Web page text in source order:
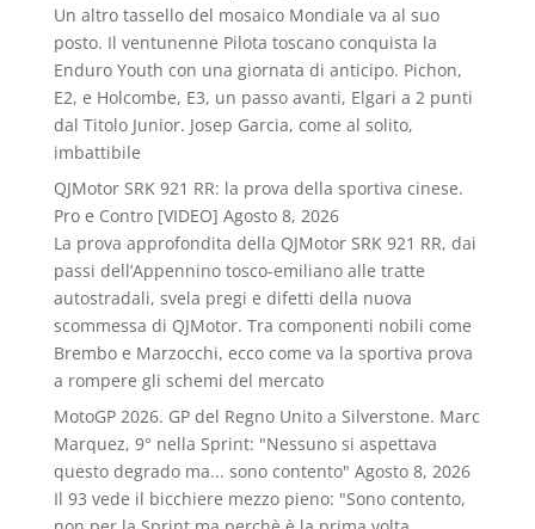
Un altro tassello del mosaico Mondiale va al suo
posto. Il ventunenne Pilota toscano conquista la
Enduro Youth con una giornata di anticipo. Pichon,
E2, e Holcombe, E3, un passo avanti, Elgari a 2 punti
dal Titolo Junior. Josep Garcia, come al solito,
imbattibile
QJMotor SRK 921 RR: la prova della sportiva cinese.
Pro e Contro [VIDEO] Agosto 8, 2026
La prova approfondita della QJMotor SRK 921 RR, dai
passi dell’Appennino tosco-emiliano alle tratte
autostradali, svela pregi e difetti della nuova
scommessa di QJMotor. Tra componenti nobili come
Brembo e Marzocchi, ecco come va la sportiva prova
a rompere gli schemi del mercato
MotoGP 2026. GP del Regno Unito a Silverstone. Marc
Marquez, 9° nella Sprint: "Nessuno si aspettava
questo degrado ma... sono contento" Agosto 8, 2026
Il 93 vede il bicchiere mezzo pieno: "Sono contento,